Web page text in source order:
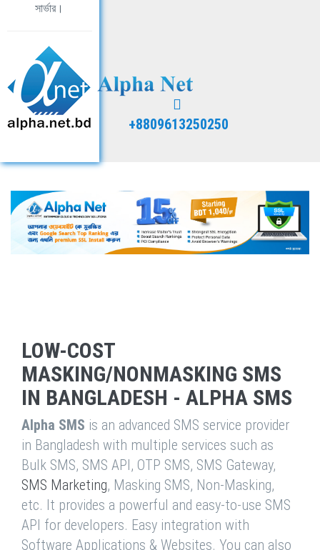
সার্ভার।
+8809613250250
LOW-COST
MASKING/NONMASKING SMS
IN BANGLADESH - ALPHA SMS
Alpha SMS is an advanced SMS service provider
in Bangladesh with multiple services such as
Bulk SMS, SMS API, OTP SMS, SMS Gateway,
SMS Marketing, Masking SMS, Non-Masking,
etc. It provides a powerful and easy-to-use SMS
API for developers. Easy integration with
Software Applications & Websites. You can also